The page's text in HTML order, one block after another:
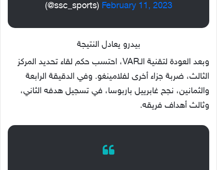
(@ssc_sports) February 11, 2023
بيدرو يعادل النتيجة
وبعد العودة لتقنية الـVAR، احتسب حكم لقاء تحديد المركز
الثالث، ضربة جزاء أخرى لفلامينغو. وفي الدقيقة الرابعة
والثمانين، نجح غابرييل باربوسا، في تسجيل هدفه الثاني،
وثالث أهداف فريقه.